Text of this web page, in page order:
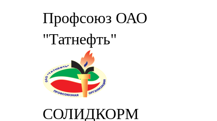
Профсоюз ОАО
"Татнефть"
СОЛИДКОРМ